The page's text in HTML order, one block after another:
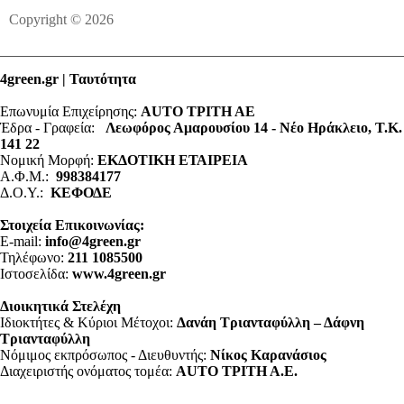
Copyright © 2026
4green.gr | Ταυτότητα
Επωνυμία Επιχείρησης: AUTO ΤΡΙΤΗ ΑΕ
Έδρα - Γραφεία: Λεωφόρος Αμαρουσίου 14 - Νέο Ηράκλειο, Τ.Κ.
141 22
Νομική Μορφή: ΕΚΔΟΤΙΚΗ ΕΤΑΙΡΕΙΑ
Α.Φ.Μ.: 998384177
Δ.Ο.Υ.: ΚΕΦΟΔΕ
Στοιχεία Επικοινωνίας:
E-mail: info@4green.gr
Τηλέφωνο: 211 1085500
Ιστοσελίδα: www.4green.gr
Διοικητικά Στελέχη
Ιδιοκτήτες & Κύριοι Μέτοχοι: Δανάη Τριανταφύλλη – Δάφνη
Τριανταφύλλη
Νόμιμος εκπρόσωπος - Διευθυντής: Νίκος Καρανάσιος
Διαχειριστής ονόματος τομέα: ΑUTO ΤΡΙΤΗ Α.Ε.